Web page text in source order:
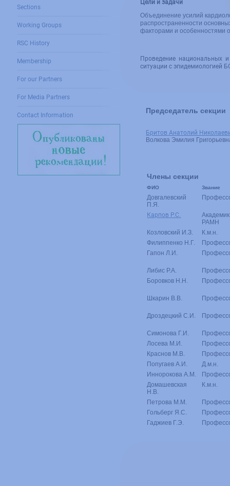
Sections
Working Groups
RSC History
Membership
For our Partners
For Media Partners
Contact Information
Цели и задачи
Объединение усилий
распространенности
факторами и особенностями
Проведение национальных
ситуации с эпидемиологией
Председатель секции
Бритов Анатолий
Волкова Эмилия
Члены секции
ФИО Звание
Довгалевский
П.Я.
Карпов Р.С.
Академик
РАМН
Козловский И.З.
К.м.н.
Филиппенко Н.Г.
Гапон Л.И.
Либис Р.А.
Боровков Н.Н.
Шкарин В.В.
Дроздецкий С.И.
Симонова Г.И.
Лосева М.И.
Краснов М.В.
Попугаев А.И.
Д.м.н.
Иннорокова А.М.
Домашевская
Н.В.
К.м.н.
Петрова М.М.
Гольберг Я.С.
Гаджиев Г.Э.